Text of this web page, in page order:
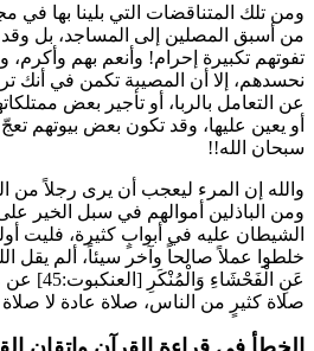
ومن تلك المتناقضات التي بلينا بها في
من أسبق المصلين إلى المساجد، بل وقد
تفوتهم تكبيرة إحرام! وأنعم بهم وأكرم،
نحسدهم، إلا أن المصيبة تكمن في أنك
عن التعامل بالربا، أو تأجير بعض
أو يعين عليها، وقد تكون بعض بيوتهم
سبحان الله!!
والله إن المرء ليعجب أن يرى رجلاً من
ومن الباذلين أموالهم في سبل الخير
الشيطان عليه في أبوابٍ كثيرة، فليت
خلطوا عملاً صالحاً وآخر سيئاً، ألم يقل
عَنِ الْفَحْشَاءِ وَالْمُنْكَرِ
صلاة كثيرٍ من الناس، صلاة عادة لا صلاة